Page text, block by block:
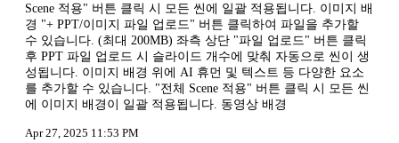
Scene 적용" 버튼 클릭 시 모든 씬에 일괄 적용됩니다. 이미지 배
경 "+ PPT/이미지 파일 업로드" 버튼 클릭하여 파일을 추가할
수 있습니다. (최대 200MB) 좌측 상단 "파일 업로드" 버튼 클릭
후 PPT 파일 업로드 시 슬라이드 개수에 맞춰 자동으로 씬이 생
성됩니다. 이미지 배경 위에 AI 휴먼 및 텍스트 등 다양한 요소
를 추가할 수 있습니다. "전체 Scene 적용" 버튼 클릭 시 모든 씬
에 이미지 배경이 일괄 적용됩니다. 동영상 배경
Apr 27, 2025 11:53 PM